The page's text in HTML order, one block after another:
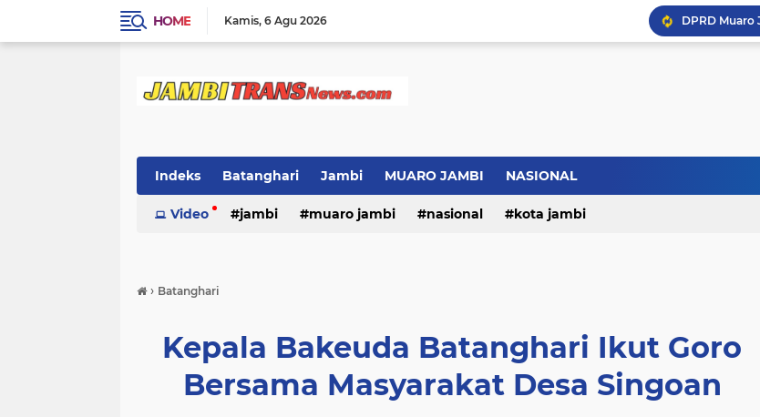
HOME Kamis 6 Agu 2026
Indeks Batanghari Jambi MUARO JAMBI NASIONAL
Video jambi muaro jambi nasional kota jambi
› Batanghari
Kepala Bakeuda Batanghari Ikut Goro
Bersama Masyarakat Desa Singoan